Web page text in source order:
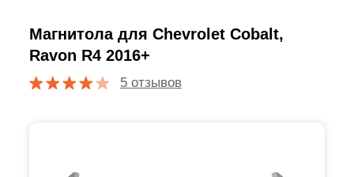
Магнитола для Chevrolet Cobalt,
Ravon R4 2016+
5 отзывов